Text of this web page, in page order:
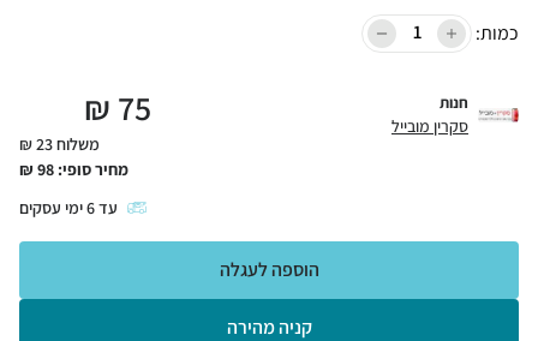
כמות:
חנות
סקרין מובייל 75
₪
משלוח 23 ₪
מחיר סופי: 98
₪
עד6ימי עסקים
קניה מהירה
הוספה לעגלה